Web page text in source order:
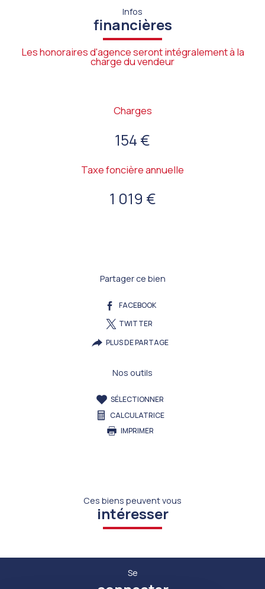
Infos
financières
Les honoraires d'agence seront intégralement à la
charge du vendeur
Charges
154 €
Taxe foncière annuelle
1 019 €
Partager ce bien
FACEBOOK
TWITTER
PLUS DE PARTAGE
Nos outils
SÉLECTIONNER
CALCULATRICE
IMPRIMER
Ces biens peuvent vous
intéresser
Se